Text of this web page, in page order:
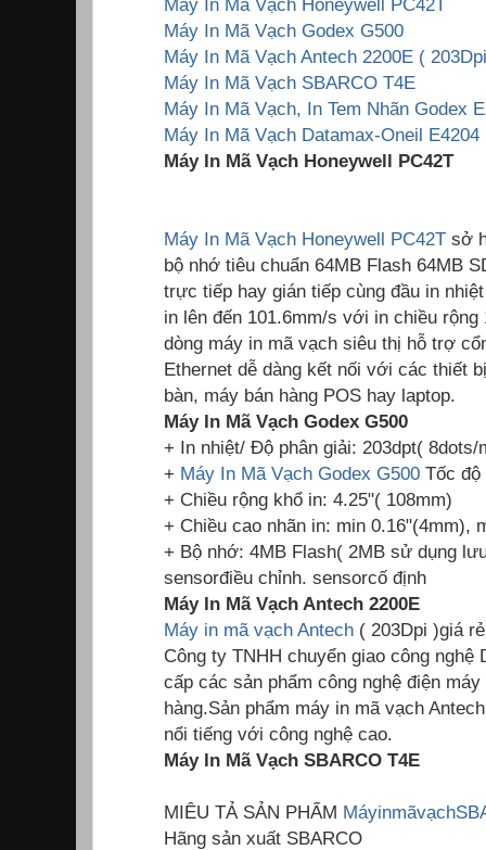
Máy In Mã Vạch Godex G500
Máy In Mã Vạch Antech 2200E (
Máy In Mã Vạch SBARCO T4E
Máy In Mã Vạch, In Tem Nhãn Godex
Máy In Mã Vạch Datamax-Oneil
Máy In Mã Vạch Honeywell PC42T
Máy In Mã Vạch Honeywell PC42T sở
bộ nhớ tiêu chuẩn 64MB Flash 64MB
trực tiếp hay gián tiếp cùng đầu in
in lên đến 101.6mm/s với in chiều
dòng máy in mã vạch siêu thị hỗ trợ
Ethernet dễ dàng kết nối với các thiết
bàn, máy bán hàng POS hay laptop.
Máy In Mã Vạch Godex G500
+ In nhiệt/ Độ phân giải: 203dpt( 8dots/
+ Máy In Mã Vạch Godex G500 Tốc
+ Chiều rộng khổ in: 4.25"( 108mm)
+ Chiều cao nhãn in: min 0.16"(4mm),
+ Bộ nhớ: 4MB Flash( 2MB sử dụng
sensorđiều chỉnh. sensorcố định
Máy In Mã Vạch Antech 2200E
Máy in mã vạch Antech ( 203Dpi )giá
Công ty TNHH chuyển giao công nghệ
cấp các sản phẩm công nghệ điện
hàng.Sản phẩm máy in mã vạch
nổi tiếng với công nghệ cao.
Máy In Mã Vạch SBARCO T4E
MIÊU TẢ SẢN PHẨM
Hãng sản xuất SBARCO